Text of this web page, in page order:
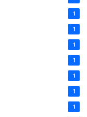
1
1
1
1
1
1
1